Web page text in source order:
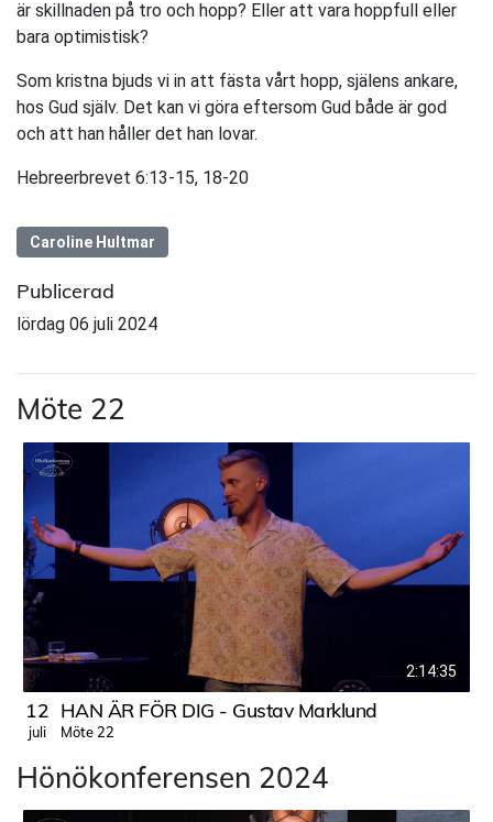
är skillnaden på tro och hopp? Eller att vara hoppfull eller
bara optimistisk?
Som kristna bjuds vi in att fästa vårt hopp, själens ankare,
hos Gud själv. Det kan vi göra eftersom Gud både är god
och att han håller det han lovar.
Hebreerbrevet 6:13-15, 18-20
Caroline Hultmar
Publicerad
lördag 06 juli 2024
Möte 22
2:14:35
12
juli
HAN ÄR FÖR DIG - Gustav Marklund
Möte 22
Hönökonferensen 2024